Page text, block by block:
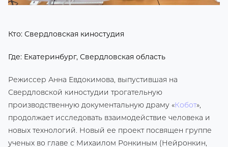
Кто: Свердловская киностудия
Где: Екатеринбург, Свердловская область
Режиссер Анна Евдокимова, выпустившая на
Свердловской киностудии трогательную
производственную документальную драму «Кобот»,
продолжает исследовать взаимодействие человека и
новых технологий. Новый ее проект посвящен группе
ученых во главе с Михаилом Ронкиным (Нейронкин,